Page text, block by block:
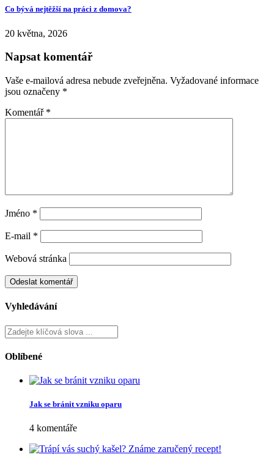
Co bývá nejtěžší na práci z domova?
20 května, 2026
Napsat komentář
Vaše e-mailová adresa nebude zveřejněna. Vyžadované informace
jsou označeny *
Komentář *
Jméno *
E-mail *
Webová stránka
Vyhledávání
Oblíbené
Jak se bránit vzniku oparu
4 komentáře